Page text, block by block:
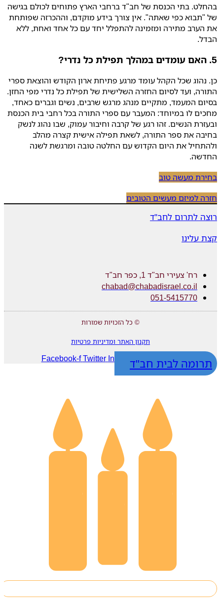
בהחלט. בתי הכנסת של חב"ד ברחבי הארץ פתוחים לכולם בגישה
של "תבוא כפי שאתה". אין צורך בידע מוקדם, וההכרזה שפותחת
את הערב מתירה ומזמינה להתפלל יחד עם כל אחד ואחת, ללא
הבדל.
5. האם עומדים במהלך תפילת כל נדרי?
כן. נהוג שכל הקהל עומד מרגע פתיחת ארון הקודש והוצאת ספרי
התורה, ועד לסיום החזרה השלישית של תפילת כל נדרי מפי החזן.
בסיום המעמד, מתקיים מנהג מרגש שרבים, נשים וגברים כאחד,
מחכים לו במיוחד: המעבר עם ספרי התורה בכל רחבי בית הכנסת
ובעזרת הנשים. זהו רגע של קרבה וחיבור עמוק, שבו נהוג לנשק
בחיבה את ספר התורה, לשאת תפילה אישית קצרה מהלב
ולהתחיל את היום הקדוש עם החלטה טובה ומרגשת לשנה
החדשה.
בחירת מעשה טוב
חזרה למיזם מעשים הטובים
רוצה לתרום לחב"ד
קצת עלינו
רח' צעירי חב"ד 1, כפר חב"ד
chabad@chabadisrael.co.il
051-5415770
© כל הזכויות שמורות
תקנון האתר ומדיניות פרטיות
Facebook-f Twitter Instagram Whatsapp
תרומה לבית חב"ד